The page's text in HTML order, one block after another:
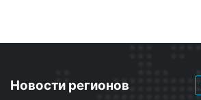
Новости регионов